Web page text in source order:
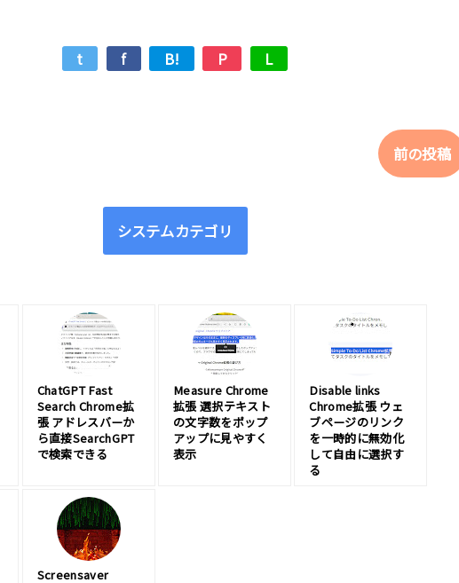
t f B! P L
前の投稿
システムカテゴリ
ChatGPT Fast
Search Chrome拡
張 アドレスバーか
ら直接SearchGPT
で検索できる
Measure Chrome
拡張 選択テキスト
の文字数をポップ
アップに見やすく
表示
Disable links
Chrome拡張 ウェ
ブページのリンク
を一時的に無効化
して自由に選択す
る
Screensaver